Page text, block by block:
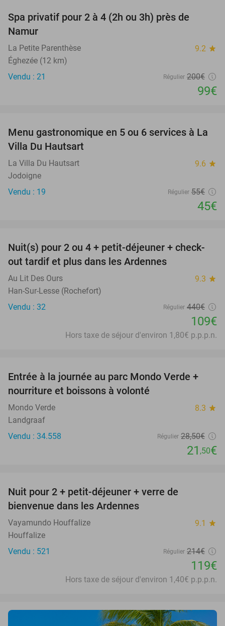
Spa privatif pour 2 à 4 (2h ou 3h) près de
Namur
La Petite Parenthèse 9.2 star
Éghezée (12 km)
Vendu : 21
Régulier 200€
99€
18%
Menu gastronomique en 5 ou 6 services à La
Villa Du Hautsart
La Villa Du Hautsart 9.6 star
Jodoigne
Vendu : 19
Régulier 55€
45€
75%
Nuit(s) pour 2 ou 4 + petit-déjeuner + check-
out tardif et plus dans les Ardennes
Au Lit Des Ours 9.3 star
Han-Sur-Lesse (Rochefort)
Vendu : 32
Régulier 440€
109€
Hors taxe de séjour d'environ 1,80€ p.p.p.n.
25%
Entrée à la journée au parc Mondo Verde +
nourriture et boissons à volonté
Mondo Verde 8.3 star
Landgraaf
Vendu : 34.558
Régulier 28,50€
21 ,50€
Nuit pour 2 + petit-déjeuner + verre de
bienvenue dans les Ardennes
Vayamundo Houffalize 9.1 star
Houffalize
Vendu : 521
Régulier 214€
119€
Hors taxe de séjour d'environ 1,40€ p.p.p.n.